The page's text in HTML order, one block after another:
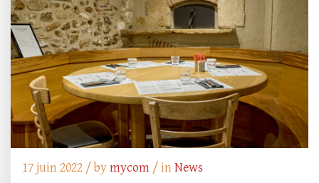
17 juin 2022 /bymycom / inNews